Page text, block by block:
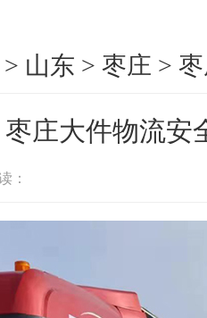
> 山东 > 枣庄 >
枣庄大件物流安
：